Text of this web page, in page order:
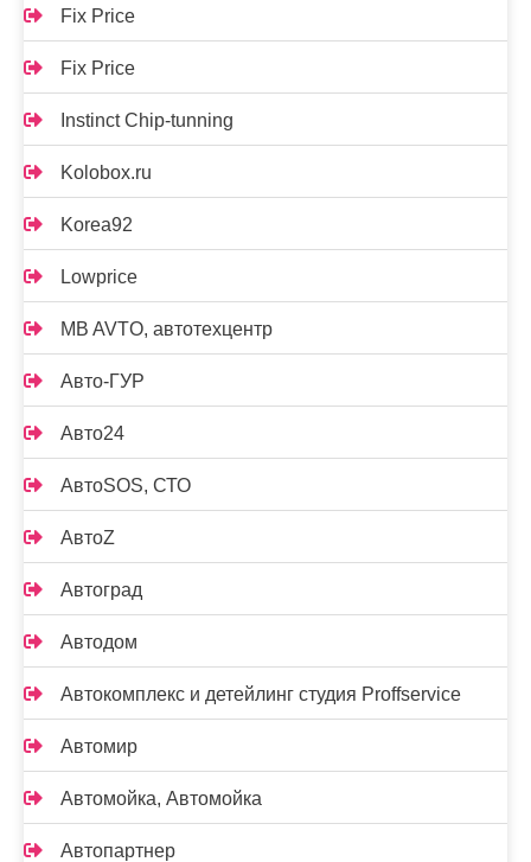
Fix Price
Fix Price
Instinct Chip-tunning
Kolobox.ru
Korea92
Lowprice
MB AVTO, автотехцентр
Авто-ГУР
Авто24
АвтоSOS, СТО
АвтоZ
Автоград
Автодом
Автокомплекс и детейлинг студия Proffservice
Автомир
Автомойка, Автомойка
Автопартнер